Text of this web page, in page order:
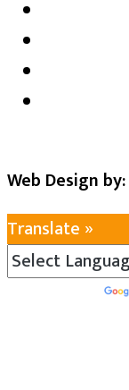
Web Design by:
Translate »